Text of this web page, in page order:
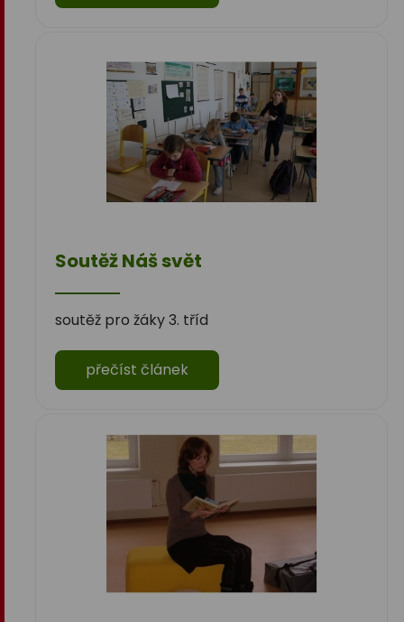
Soutěž Náš svět
soutěž pro žáky 3. tříd
přečíst článek